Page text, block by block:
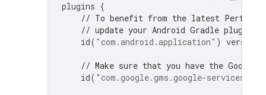
plugins {
// To benefit from the latest
// update your Android Gradle plugin
id( "com.android.application" ) version
// Make sure that you have the Google
id( "com.google.gms.google-services"